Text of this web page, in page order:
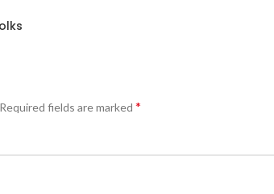
Required fields are marked *